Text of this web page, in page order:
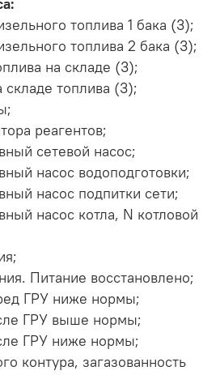
топлива 1 бака (3);
топлива 2 бака (3);
на складе (3);
складе топлива (3);
реагентов;
сетевой насос;
насос водоподготовки;
насос подпитки сети;
насос котла, N котловой
Питание восстановлено;
ГРУ ниже нормы;
ГРУ выше нормы;
ГРУ ниже нормы;
контура, загазованность